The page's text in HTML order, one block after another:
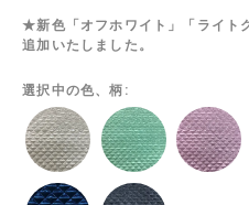
★新色「オフホワイト」「ライト
追加いたしました。
選択中の色、柄: